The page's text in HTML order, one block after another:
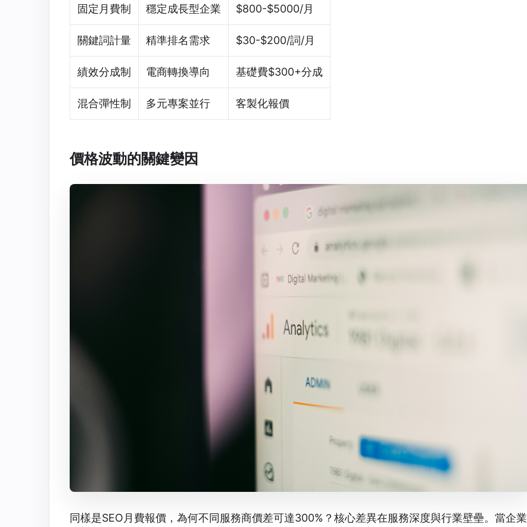
固定月費制 穩定成長型企業 $800-$5000/月
關鍵詞計量 精準排名需求 $30-$200/詞/月
績效分成制 電商轉換導向 基礎費$300+分成
混合彈性制 多元專案並行 客製化報價
價格波動的關鍵變因
同樣是SEO月費報價，為何不同服務商價差可達300%？核心差異在服務深度與行業壁壘。當企業